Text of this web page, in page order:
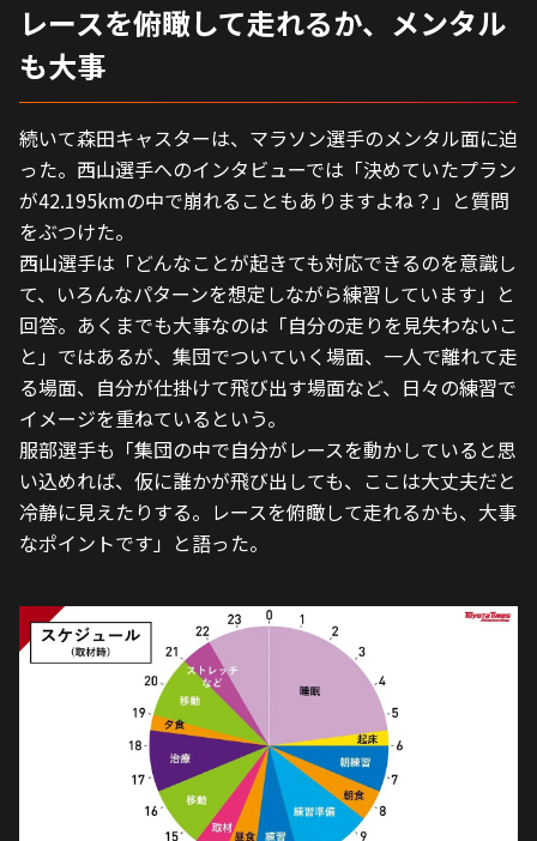
レースを俯瞰して走れるか、メンタル
も大事
続いて森田キャスターは、マラソン選手のメンタル面に迫
った。西山選手へのインタビューでは「決めていたプラン
が42.195kmの中で崩れることもありますよね？」と質問
をぶつけた。
西山選手は「どんなことが起きても対応できるのを意識し
て、いろんなパターンを想定しながら練習しています」と
回答。あくまでも大事なのは「自分の走りを見失わないこ
と」ではあるが、集団でついていく場面、一人で離れて走
る場面、自分が仕掛けて飛び出す場面など、日々の練習で
イメージを重ねているという。
服部選手も「集団の中で自分がレースを動かしていると思
い込めれば、仮に誰かが飛び出しても、ここは大丈夫だと
冷静に見えたりする。レースを俯瞰して走れるかも、大事
なポイントです」と語った。